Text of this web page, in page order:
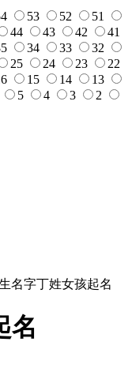
53 52
51
44 43 42
41
34 33
32
25 24 23
22
15 14
13
5 4 3
2
名字丁姓女孩起名
名